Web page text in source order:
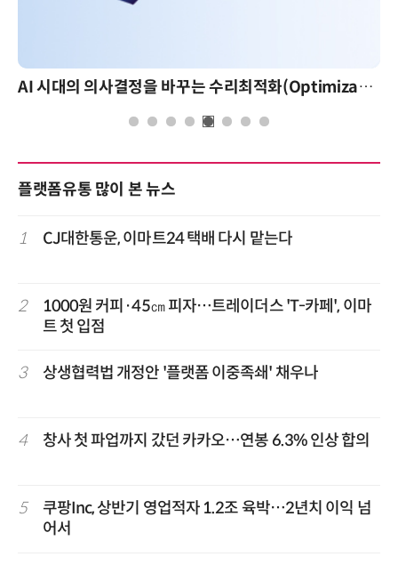
AI 시대의 의사결정을 바꾸는 수리최적화(Optimization): 실제 산업 적용 사례와 활용 전략
플랫폼유통 많이 본 뉴스
1 CJ대한통운, 이마트24 택배 다시 맡는다
2
1000원 커피·45㎝ 피자…트레이더스 'T-카페', 이마
트 첫 입점
3 상생협력법 개정안 '플랫폼 이중족쇄' 채우나
4 창사 첫 파업까지 갔던 카카오…연봉 6.3% 인상 합의
5
쿠팡Inc, 상반기 영업적자 1.2조 육박…2년치 이익 넘
어서